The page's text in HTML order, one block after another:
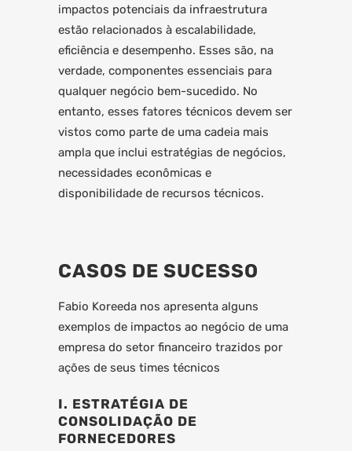
impactos potenciais da infraestrutura
estão relacionados à escalabilidade,
eficiência e desempenho. Esses são, na
verdade, componentes essenciais para
qualquer negócio bem-sucedido. No
entanto, esses fatores técnicos devem ser
vistos como parte de uma cadeia mais
ampla que inclui estratégias de negócios,
necessidades econômicas e
disponibilidade de recursos técnicos.
CASOS DE SUCESSO
Fabio Koreeda nos apresenta alguns
exemplos de impactos ao negócio de uma
empresa do setor financeiro trazidos por
ações de seus times técnicos
I. ESTRATÉGIA DE
CONSOLIDAÇÃO DE
FORNECEDORES